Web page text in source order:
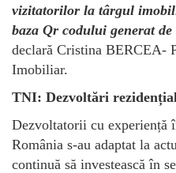
vizitatorilor la târgul
baza Qr codului generat
declară Cristina BERCEA-
Imobiliar.
TNI: Dezvoltări
Dezvoltatorii cu experiență
România s-au adaptat la
continuă să investească în